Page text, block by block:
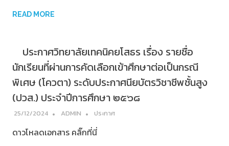
READ MORE
ประกาศวิทยาลัยเทคนิคยโสธร เรื่อง รายชื่อ
นักเรียนที่ผ่านการคัดเลือกเข้าศึกษาต่อเป็นกรณี
พิเศษ (โควตา) ระดับประกาศนียบัตรวิชาชีพชั้นสูง
(ปวส.) ประจำปีการศึกษา ๒๕๖๘
25/12/2024 ADMIN ประกาศ
ดาวโหลดเอกสาร คลิ๊กที่นี่